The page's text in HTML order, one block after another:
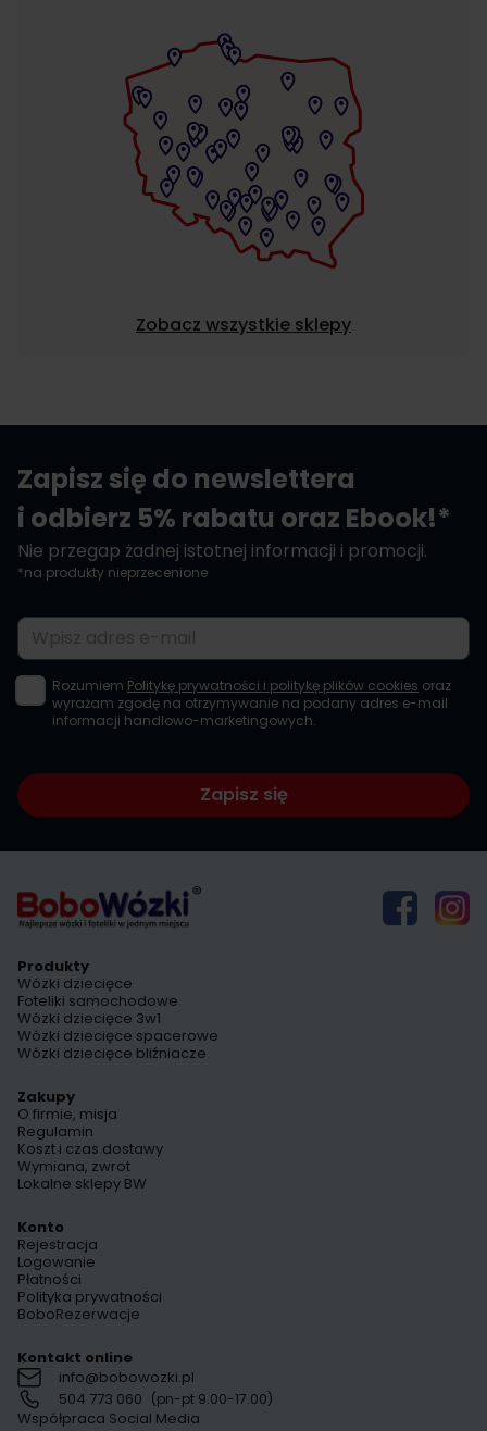
Zobacz wszystkie sklepy
Zapisz się do newslettera
i odbierz 5% rabatu oraz Ebook!*
Nie przegap żadnej istotnej informacji i promocji.
*na produkty nieprzecenione
Adres e-mail
Rozumiem Politykę prywatności i politykę plików cookies oraz
wyrażam zgodę na otrzymywanie na podany adres e-mail
informacji handlowo-marketingowych.
Zapisz się
Produkty
Wózki dziecięce
Foteliki samochodowe
Wózki dziecięce 3w1
Wózki dziecięce spacerowe
Wózki dziecięce bliźniacze
Zakupy
O firmie, misja
Regulamin
Koszt i czas dostawy
Wymiana, zwrot
Lokalne sklepy BW
Konto
Rejestracja
Logowanie
Płatności
Polityka prywatności
BoboRezerwacje
Kontakt online
info@bobowozki.pl
504 773 060 (pn-pt 9.00-17.00)
Współpraca Social Media